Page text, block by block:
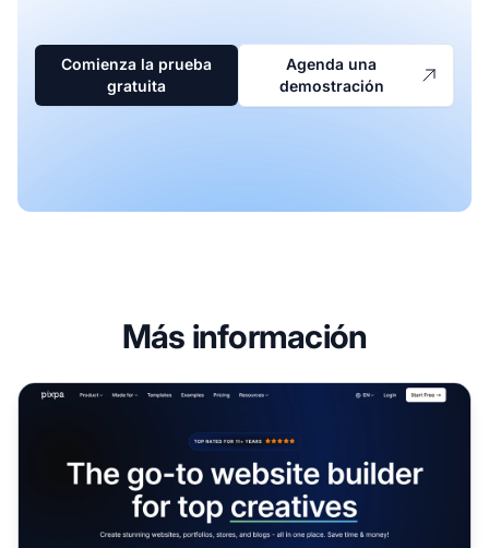
Comienza la prueba
gratuita
Agenda una
demostración
Más información
Programa de Afiliados de Pixpa